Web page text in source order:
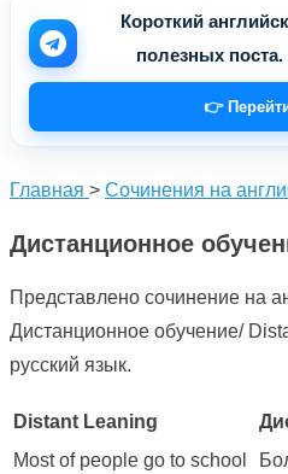
Короткий
полезных
👉
Главная > Сочинения на
Дистанционное
Представлено сочинение на
Дистанционное обучение/
русский язык.
Distant Leaning
Most of people go to school